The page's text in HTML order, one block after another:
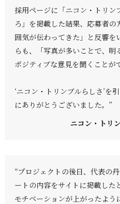
採用ページに「ニコン・トリン
ろ」を掲載した結果、応募者
囲気が伝わってきた」と反響を
らも、「写真が多いことで、
ポジティブな意見を聞くことが
‘ニコン・トリンブルらしさ’を
にありがとうございました。”
ニコン・ト
“プロジェクトの後日、代表の
ートの内容をサイトに掲載した
モチベーションが上がったよう